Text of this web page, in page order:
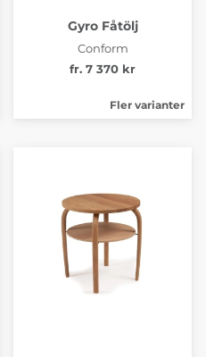
Gyro Fåtölj
Conform
fr. 7 370 kr
Fler varianter